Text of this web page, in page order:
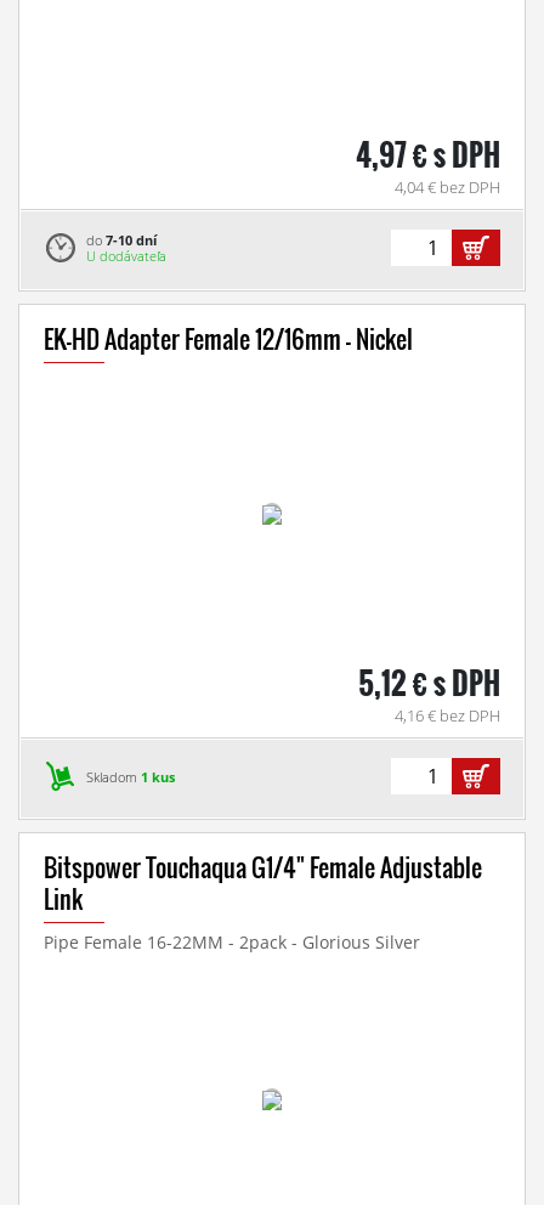
4,97 € s DPH
4,04 € bez DPH
do 7-10 dní
U dodávateľa
EK-HD Adapter Female 12/16mm - Nickel
5,12 € s DPH
4,16 € bez DPH
Skladom 1 kus
Bitspower Touchaqua G1/4" Female Adjustable
Link
Pipe Female 16-22MM - 2pack - Glorious Silver